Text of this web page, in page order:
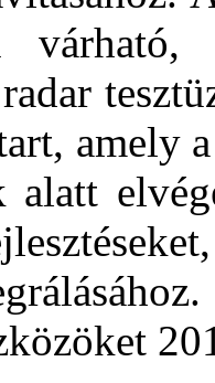
amely
alatt